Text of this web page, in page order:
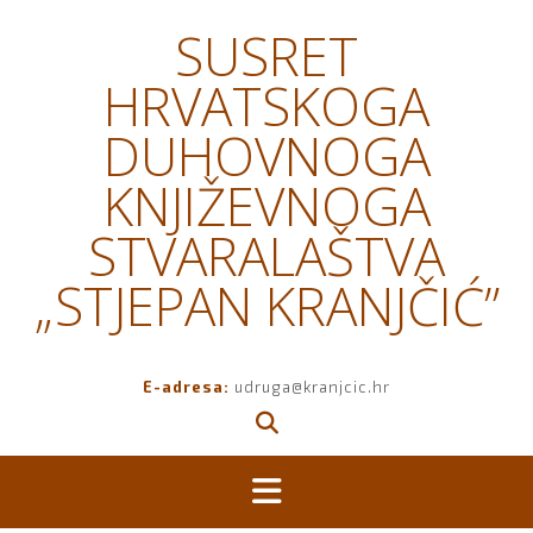
SUSRET
HRVATSKOGA
DUHOVNOGA
KNJIŽEVNOGA
STVARALAŠTVA
„STJEPAN KRANJČIĆ”
E-adresa: udruga@kranjcic.hr